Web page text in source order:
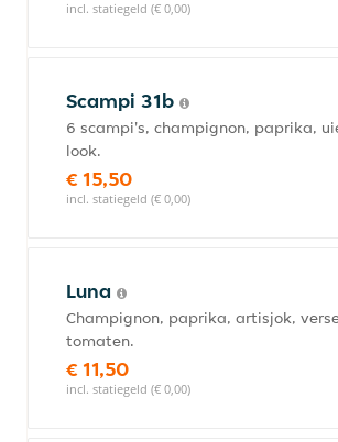
incl. statiegeld (€ 0,00)
Scampi 31b
6 scampi's, champignon, paprika,
look.
€ 15,50
incl. statiegeld (€ 0,00)
Luna
Champignon, paprika, artisjok,
tomaten.
€ 11,50
incl. statiegeld (€ 0,00)